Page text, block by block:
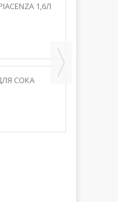
1,6Л
СОКА